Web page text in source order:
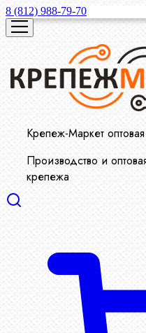
8 (812) 988-79-70
Крепеж-Маркет
Производство и
крепежа